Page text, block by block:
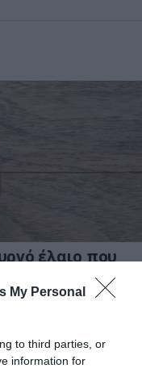
My Personal
to third parties, or
information for
έλαιο που